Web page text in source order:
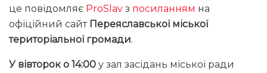
це повідомляє ProSlav з посиланням на
офіційний сайт Переяславської міської
територіальної громади.
У вівторок о 14:00 у зал засідань міської ради